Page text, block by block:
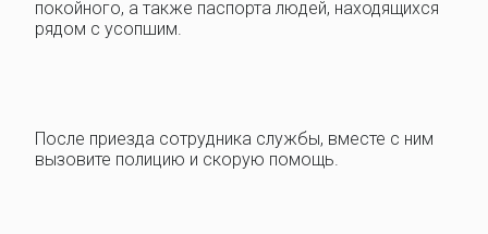
покойного, а также паспорта людей, находящихся
рядом с усопшим.
После приезда сотрудника службы, вместе с ним
вызовите полицию и скорую помощь.